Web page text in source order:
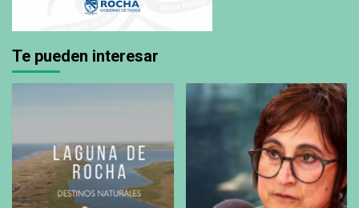
Te pueden interesar